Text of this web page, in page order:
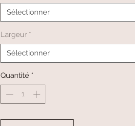
Sélectionner
Largeur *
Sélectionner
Quantité *